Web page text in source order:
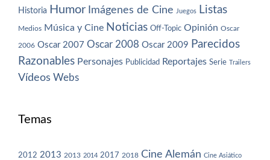
Historia Humor Imágenes de Cine Juegos Listas
Medios Música y Cine Noticias Off-Topic Opinión Oscar
2006 Oscar 2007 Oscar 2008 Oscar 2009 Parecidos
Razonables Personajes Publicidad Reportajes Serie Trailers
Vídeos Webs
Temas
2012 2013 2013 2014 2017 2018 Cine Alemán Cine Asiático